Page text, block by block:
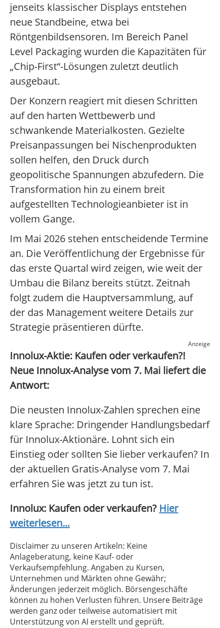
jenseits klassischer Displays entstehen
neue Standbeine, etwa bei
Röntgenbildsensoren. Im Bereich Panel
Level Packaging wurden die Kapazitäten für
„Chip-First“-Lösungen zuletzt deutlich
ausgebaut.
Der Konzern reagiert mit diesen Schritten
auf den harten Wettbewerb und
schwankende Materialkosten. Gezielte
Preisanpassungen bei Nischenprodukten
sollen helfen, den Druck durch
geopolitische Spannungen abzufedern. Die
Transformation hin zu einem breit
aufgestellten Technologieanbieter ist in
vollem Gange.
Im Mai 2026 stehen entscheidende Termine
an. Die Veröffentlichung der Ergebnisse für
das erste Quartal wird zeigen, wie weit der
Umbau die Bilanz bereits stützt. Zeitnah
folgt zudem die Hauptversammlung, auf
der das Management weitere Details zur
Strategie präsentieren dürfte.
Anzeige
Innolux-Aktie: Kaufen oder verkaufen?!
Neue Innolux-Analyse vom 7. Mai liefert die
Antwort:
Die neusten Innolux-Zahlen sprechen eine
klare Sprache: Dringender Handlungsbedarf
für Innolux-Aktionäre. Lohnt sich ein
Einstieg oder sollten Sie lieber verkaufen? In
der aktuellen Gratis-Analyse vom 7. Mai
erfahren Sie was jetzt zu tun ist.
Innolux: Kaufen oder verkaufen? Hier
weiterlesen...
Disclaimer zu unseren Artikeln: Keine
Anlageberatung, keine Kauf- oder
Verkaufsempfehlung. Angaben zu Kursen,
Unternehmen und Märkten ohne Gewähr;
Änderungen jederzeit möglich. Börsengeschäfte
können zu hohen Verlusten führen. Unsere Beiträge
werden ganz oder teilweise automatisiert mit
Unterstützung von AI erstellt und geprüft.